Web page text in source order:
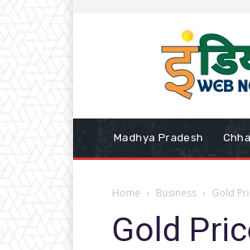
Madhya Pradesh
Home Business Gold
Gold